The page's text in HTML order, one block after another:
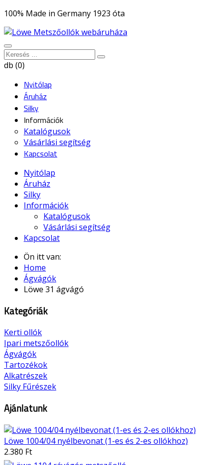
100% Made in Germany 1923 óta
db (0)
Nyitólap
Áruház
Silky
Információk
Katalógusok
Vásárlási segítség
Kapcsolat
Nyitólap
Áruház
Silky
Információk
Katalógusok
Vásárlási segítség
Kapcsolat
Ön itt van:
Home
Ágvágók
Löwe 31 ágvágó
Kategóriák
Kerti ollók
Ipari metszőollók
Ágvágók
Tartozékok
Alkatrészek
Silky Fűrészek
Ajánlatunk
Löwe 1004/04 nyélbevonat (1-es és 2-es ollókhoz)
2.380 Ft